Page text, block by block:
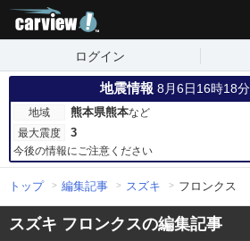
ログイン
地震情報 8月6日16時18
地域 熊本県熊本など
最大震度
3
今後の情報にご注意ください
トップ 編集記事 スズキ フロンクス
スズキ フロンクスの編集記事